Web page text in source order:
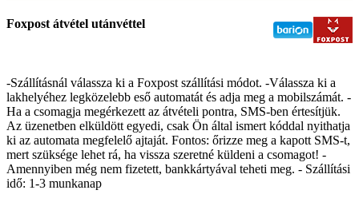
Foxpost átvétel utánvéttel
-Szállításnál válassza ki a Foxpost szállítási módot. -Válassza ki a
lakhelyéhez legközelebb eső automatát és adja meg a mobilszámát. -
Ha a csomagja megérkezett az átvételi pontra, SMS-ben értesítjük.
Az üzenetben elküldött egyedi, csak Ön által ismert kóddal nyithatja
ki az automata megfelelő ajtaját. Fontos: őrizze meg a kapott SMS-t,
mert szüksége lehet rá, ha vissza szeretné küldeni a csomagot! -
Amennyiben még nem fizetett, bankkártyával teheti meg. - Szállítási
idő: 1-3 munkanap